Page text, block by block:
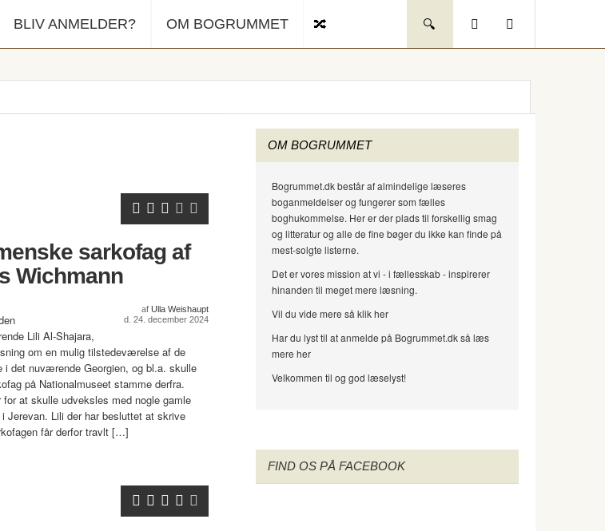
BLIV ANMELDER? OM BOGRUMMET
sarkofag af
Wichmann
af Ulla Weishaupt
d. 24. december 2024
Lili Al-Shajara,
om en mulig tilstedeværelse af de
det nuværende Georgien, og bl.a. skulle
på Nationalmuseet stamme derfra.
for at skulle udveksles med nogle gamle
Jerevan. Lili der har besluttet at skrive
får derfor travlt […]
OM BOGRUMMET
Bogrummet.dk består af almindelige læseres
boganmeldelser og fungerer som fælles
boghukommelse. Her er der plads til forskellig smag
og litteratur og alle de fine bøger du ikke kan finde på
mest-solgte listerne.
Det er vores mission at vi - i fællesskab - inspirerer
hinanden til meget mere læsning.
Vil du vide mere så klik her
Har du lyst til at anmelde på Bogrummet.dk så læs
mere her
Velkommen til og god læselyst!
FIND OS PÅ FACEBOOK